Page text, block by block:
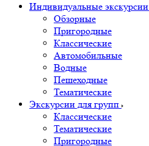
Индивидуальные экскурсии
Обзорные
Пригородные
Классические
Автомобильные
Водные
Пешеходные
Тематические
Экскурсии для групп
Классические
Тематические
Пригородные